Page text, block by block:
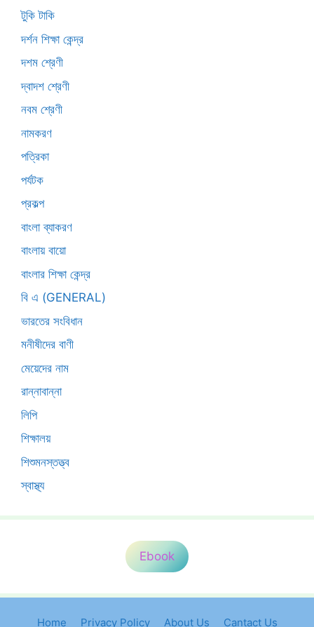
টুকি টাকি
দর্শন শিক্ষা কেন্দ্র
দশম শ্রেণী
দ্বাদশ শ্রেণী
নবম শ্রেণী
নামকরণ
পত্রিকা
পর্যটক
প্রকল্প
বাংলা ব্যাকরণ
বাংলায় বায়ো
বাংলার শিক্ষা কেন্দ্র
বি এ (GENERAL)
ভারতের সংবিধান
মনীষীদের বাণী
মেয়েদের নাম
রান্নাবান্না
লিপি
শিক্ষালয়
শিশুমনস্তত্ত্ব
স্বাস্থ্য
Ebook
Home Privacy Policy About Us Cantact Us